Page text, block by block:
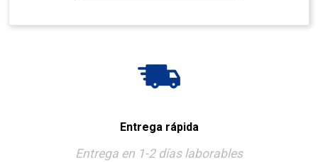
Entrega rápida
Entrega en 1-2 días laborables